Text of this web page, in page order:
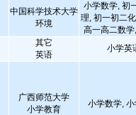
中国科学技术大学
环境
小学数学, 初
理, 初一初二
高一高二数
其它
英语
小学英
广西师范大学
小学教育
小学数学,